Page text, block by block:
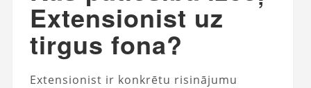
Extensionist uz
tirgus fona?
Extensionist ir konkrētu risinājumu